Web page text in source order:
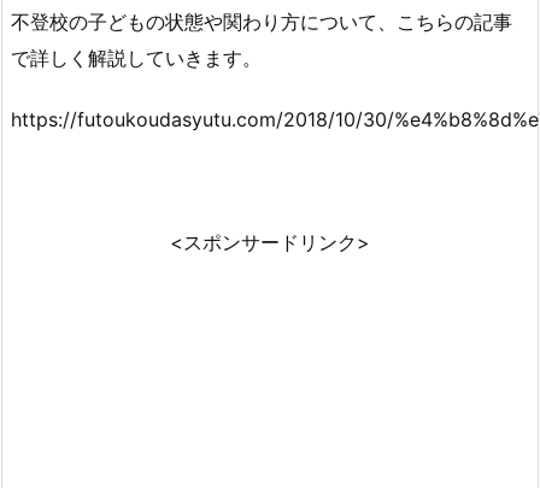
不登校の子どもの状態や関わり方について、こちらの記事
で詳しく解説していきます。
https://futoukoudasyutu.com/2018/10/30/
<スポンサードリンク>